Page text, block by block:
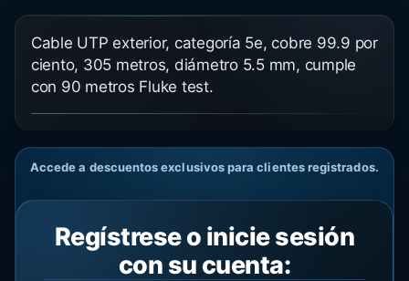
Cable UTP exterior, categoría 5e, cobre 99.9 por
ciento, 305 metros, diámetro 5.5 mm, cumple
con 90 metros Fluke test.
Accede a descuentos exclusivos para clientes registrados.
Regístrese o inicie sesión
con su cuenta: